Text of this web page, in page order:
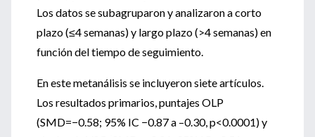
Los datos se subagruparon y analizaron a corto
plazo (≤4 semanas) y largo plazo (>4 semanas) en
función del tiempo de seguimiento.
En este metanálisis se incluyeron siete artículos.
Los resultados primarios, puntajes OLP
(SMD=−0.58; 95% IC −0.87 a –0.30, p<0.0001) y